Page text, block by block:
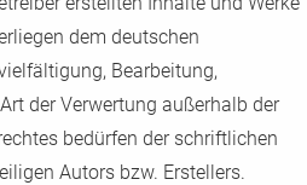
dem deutschen
Bearbeitung,
der Verwertung außerhalb der
bedürfen der schriftlichen
Autors bzw. Erstellers.